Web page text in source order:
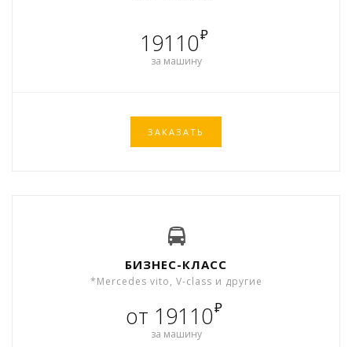
19110₽
за машину
ЗАКАЗАТЬ
БИЗНЕС-КЛАСС
*Mercedes vito, V-class и другие
от 19110₽
за машину